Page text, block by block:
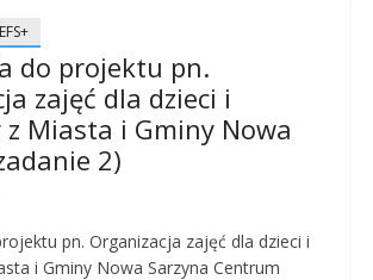
EFS+
do projektu pn.
zajęć dla dzieci i
z Miasta i Gminy Nowa
2)
pn. Organizacja zajęć dla dzieci i
i Gminy Nowa Sarzyna Centrum